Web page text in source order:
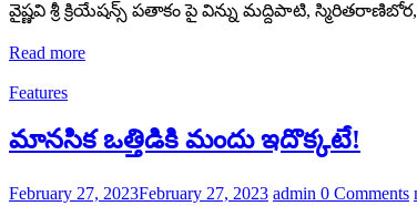
వైష్ణవి శ్రీ క్రియేషన్స్‌ పతాకం పై విన్ను మద్దిపాటి,
Read more
Features
మానసిక ఒత్తిడికి మందు ఇదొక్కటే!
February 27, 2023February 27, 2023 admin 0 Comments